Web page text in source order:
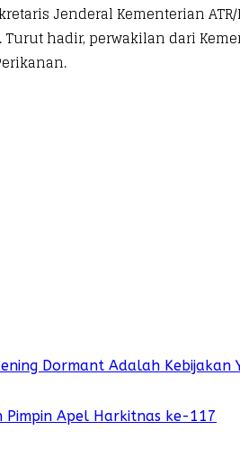
Jenderal Kementerian
hadir, perwakilan dari
Dormant Adalah Kebijakan
Pimpin Apel Harkitnas ke-117